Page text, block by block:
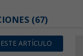
(67)
ARTÍCULO